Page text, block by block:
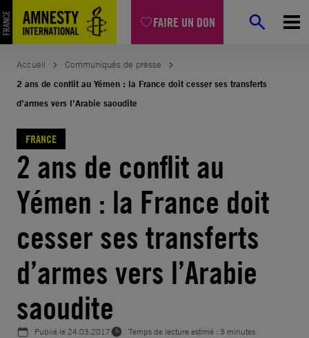
FAIRE UN DON
Aller
au
contenu
Accueil
Communiqués de presse
2 ans de conflit au Yémen : la France doit cesser ses transferts
d’armes vers l’Arabie saoudite
FRANCE
2 ans de conflit au
Yémen : la France doit
cesser ses transferts
d’armes vers l’Arabie
saoudite
Publié le24.03.2017
Temps de lecture estimé : 3 minutes